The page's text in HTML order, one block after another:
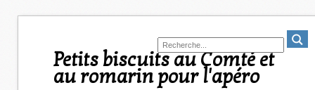
Petits biscuits au Comté et
au romarin pour l'apéro